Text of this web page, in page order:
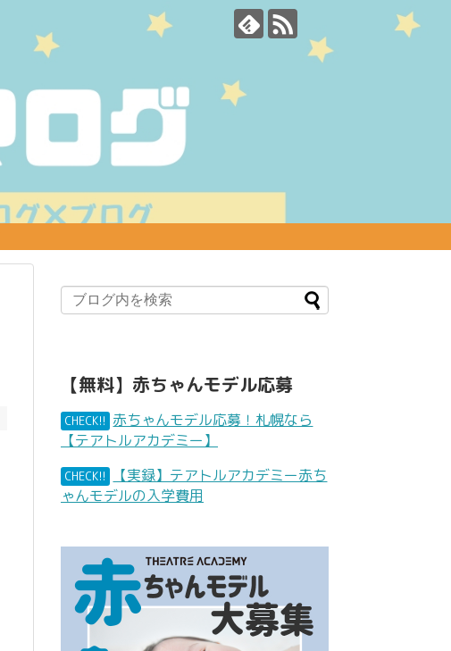
【無料】赤ちゃんモデル応募
CHECK!! 赤ちゃんモデル応募！札幌なら
【テアトルアカデミー】
CHECK!!
【実録】テアトルアカデミー赤ち
ゃんモデルの入学費用